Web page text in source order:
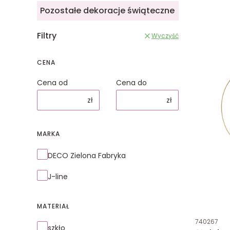
Pozostałe dekoracje świąteczne
Filtry Wyczyść
CENA
Cena od
zł
Cena do
zł
MARKA
Marka
DECO Zielona Fabryka
J-line
MATERIAŁ
Materiał
szkło
Kod
740267